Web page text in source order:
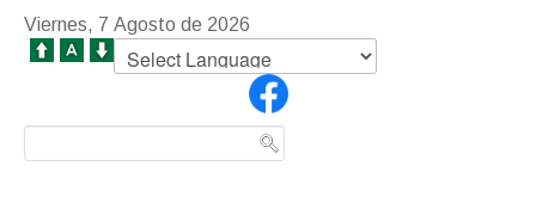
Viernes, 7 Agosto de 2026